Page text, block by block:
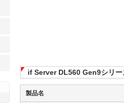
if Server DL560 Gen9シリー
製品名